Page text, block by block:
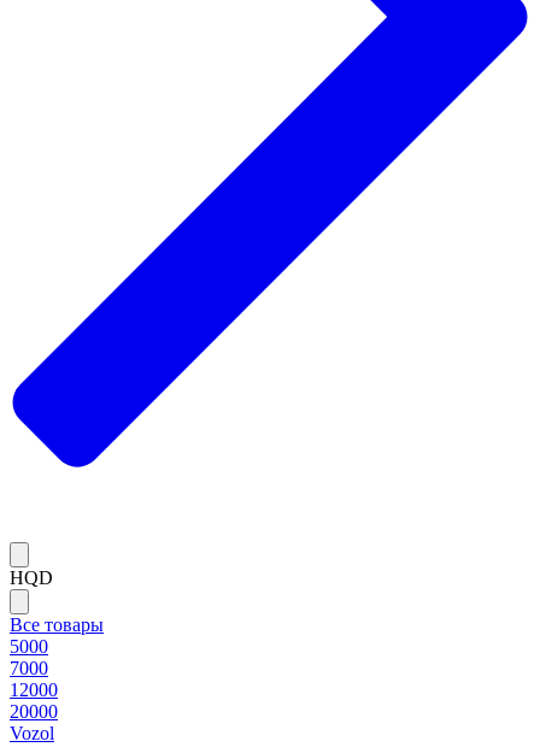
HQD
Все товары
5000
7000
12000
20000
Vozol